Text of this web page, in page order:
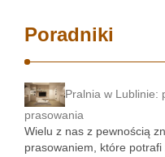
Poradniki
Pralnia w Lublinie:
prasowania
Wielu z nas z pewnością
prasowaniem, które